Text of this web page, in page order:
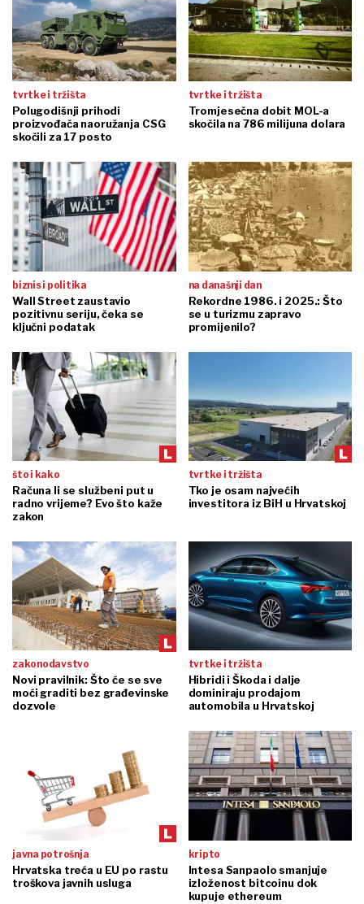
tvrtke i tržišta
Polugodišnji prihodi
proizvođača naoružanja CSG
skočili za 17 posto
tvrtke i tržišta
Tromjesečna dobit MOL-a
skočila na 786 milijuna dolara
biznis i politika
Wall Street zaustavio
pozitivnu seriju, čeka se
ključni podatak
na današnji dan
Rekordne 1986. i 2025.: Što
se u turizmu zapravo
promijenilo?
što i kako
Računa li se službeni put u
radno vrijeme? Evo što kaže
zakon
tvrtke i tržišta
Tko je osam najvećih
investitora iz BiH u Hrvatskoj
zakonodavstvo
Novi pravilnik: Što će se sve
moći graditi bez građevinske
dozvole
tvrtke i tržišta
Hibridi i Škoda i dalje
dominiraju prodajom
automobila u Hrvatskoj
javna potrošnja
Hrvatska treća u EU po rastu
troškova javnih usluga
kripto
Intesa Sanpaolo smanjuje
izloženost bitcoinu dok
kupuje ethereum